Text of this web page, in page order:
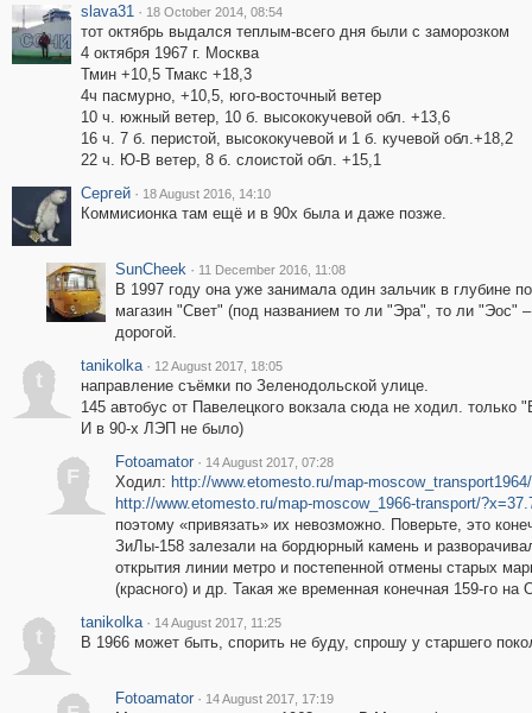
slava31 · 18 October 2014, 08:54
тот октябрь выдался теплым-всего дня были с заморозком
4 октября 1967 г. Москва
Тмин +10,5 Тмакс +18,3
4ч пасмурно, +10,5, юго-восточный ветер
10 ч. южный ветер, 10 б. высококучевой обл. +13,6
16 ч. 7 б. перистой, высококучевой и 1 б. кучевой обл.+18,2
22 ч. Ю-В ветер, 8 б. слоистой обл. +15,1
Сергей · 18 August 2016, 14:10
Коммисионка там ещё и в 90х была и даже позже.
SunCheek · 11 December 2016, 11:08
В 1997 году она уже занимала один зальчик в глубине
магазин "Свет" (под названием то ли "Эра", то ли "Эос"
дорогой.
t
tanikolka · 12 August 2017, 18:05
направление съёмки по Зеленодольской улице.
145 автобус от Павелецкого вокзала сюда не ходил. только
И в 90-х ЛЭП не было)
F
Fotoamator · 14 August 2017, 07:28
Ходил: http://www.etomesto.ru/map-
http://www.etomesto.ru/map-moscow_1966-transport/
поэтому «привязать» их невозможно. Поверьте, это
ЗиЛы-158 залезали на бордюрный камень и
открытия линии метро и постепенной отмены старых
(красного) и др. Такая же временная конечная 159-го
t
tanikolka · 14 August 2017, 11:25
В 1966 может быть, спорить не буду, спрошу у старшего
Fotoamator · 14 August 2017, 17:19